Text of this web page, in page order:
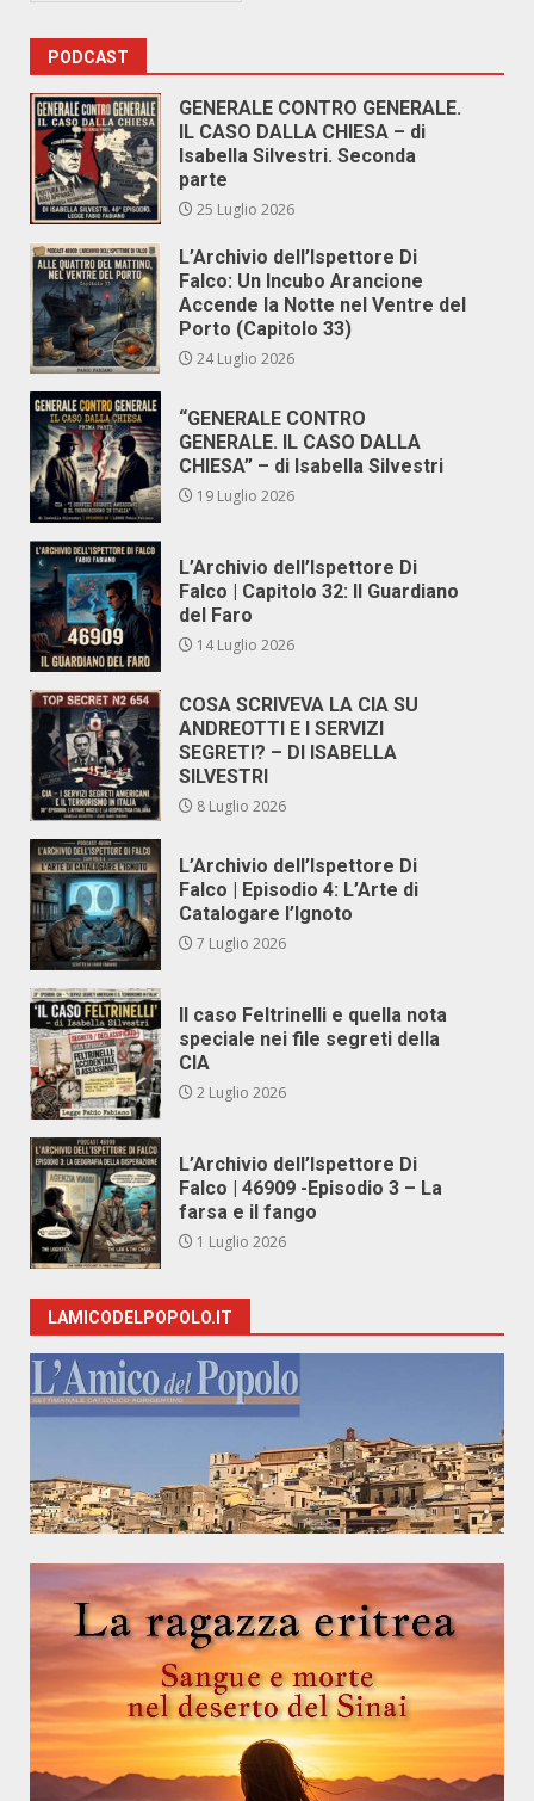
PODCAST
GENERALE CONTRO GENERALE.
IL CASO DALLA CHIESA – di
Isabella Silvestri. Seconda
parte
25 Luglio 2026
L’Archivio dell’Ispettore Di
Falco: Un Incubo Arancione
Accende la Notte nel Ventre del
Porto (Capitolo 33)
24 Luglio 2026
“GENERALE CONTRO
GENERALE. IL CASO DALLA
CHIESA” – di Isabella Silvestri
19 Luglio 2026
L’Archivio dell’Ispettore Di
Falco | Capitolo 32: Il Guardiano
del Faro
14 Luglio 2026
COSA SCRIVEVA LA CIA SU
ANDREOTTI E I SERVIZI
SEGRETI? – DI ISABELLA
SILVESTRI
8 Luglio 2026
L’Archivio dell’Ispettore Di
Falco | Episodio 4: L’Arte di
Catalogare l’Ignoto
7 Luglio 2026
Il caso Feltrinelli e quella nota
speciale nei file segreti della
CIA
2 Luglio 2026
L’Archivio dell’Ispettore Di
Falco | 46909 -Episodio 3 – La
farsa e il fango
1 Luglio 2026
LAMICODELPOPOLO.IT